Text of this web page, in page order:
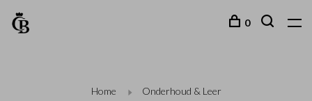
0
Home Onderhoud & Leer